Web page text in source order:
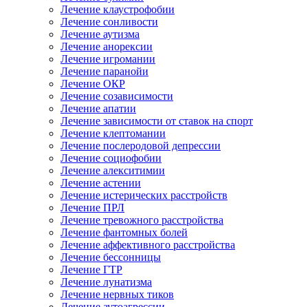
Лечение клаустрофобии
Лечение сонливости
Лечение аутизма
Лечение анорексии
Лечение игромании
Лечение паранойи
Лечение ОКР
Лечение созависимости
Лечение апатии
Лечение зависимости от ставок на спорт
Лечение клептомании
Лечение послеродовой депрессии
Лечение социофобии
Лечение алекситимии
Лечение астении
Лечение истерических расстройств
Лечение ПРЛ
Лечение тревожного расстройства
Лечение фантомных болей
Лечение аффективного расстройства
Лечение бессонницы
Лечение ГТР
Лечение лунатизма
Лечение нервных тиков